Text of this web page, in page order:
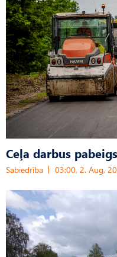
Ceļa darbus
Sabiedrība 03:00, 2. Aug,